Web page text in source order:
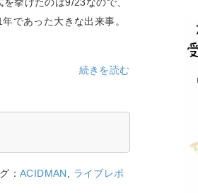
であった大きな出来事。
続きを読む
： ACIDMAN
ライブレポ